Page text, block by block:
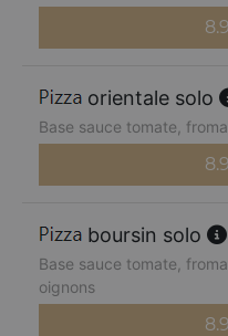
orientale solo
Base sauce tomate,
boursin solo
Base sauce tomate,
oignons